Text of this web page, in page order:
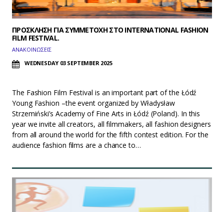
ΠΡΟΣΚΛΗΣΗ ΓΙΑ ΣΥΜΜΕΤΟΧΗ ΣΤΟ ΙNTERNATIONAL FASHION
FILM FESTIVAL.
ΑΝΑΚΟΙΝΩΣΕΙΣ
WEDNESDAY 03 SEPTEMBER 2025
The Fashion Film Festival is an important part of the Łódź
Young Fashion –the event organized by Władysław
Strzemiński’s Academy of Fine Arts in Łódź (Poland). In this
year we invite all creators, all filmmakers, all fashion designers
from all around the world for the fifth contest edition. For the
audience fashion films are a chance to…